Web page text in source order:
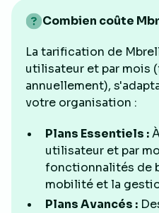
Combien coûte
La tarification de
utilisateur et par mois
annuellement),
votre organisation :
Plans Essentiels :
utilisateur et par
fonctionnalités de
mobilité et la
Plans Avancés :